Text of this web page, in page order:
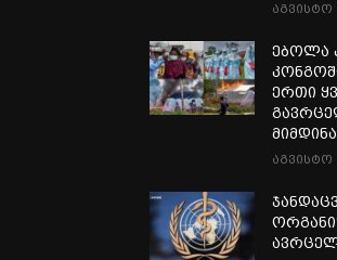
აგვისტო
ებოლა
ერთი
აგვისტო